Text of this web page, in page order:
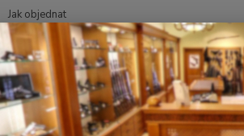
Jak objednat
Úvod Střelivo Diabolky Diabolo Boxer